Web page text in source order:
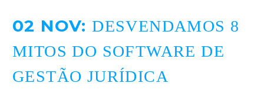
02 NOV:DESVENDAMOS 8
MITOS DO SOFTWARE DE
GESTÃO JURÍDICA